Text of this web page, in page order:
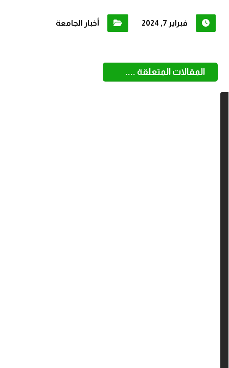
فبراير 7, 2024 أخبار الجامعة
المقالات المتعلقة ....